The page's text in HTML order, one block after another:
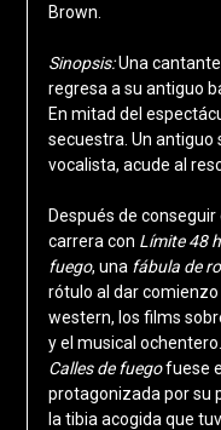
Brown.
Sinopsis:Una
regresa a su antiguo
En mitad del
secuestra. Un antiguo
vocalista, acude al
Después de
carrera con Límite 48
fuego, una fábula de
rótulo al dar comienzo
western, los films
y el musical
Calles de fuegofuese
protagonizada por su
la tibia acogida que